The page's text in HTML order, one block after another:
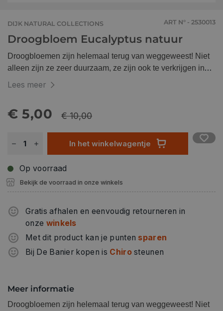
DIJK NATURAL COLLECTIONS ART N° - 2530013
Droogbloem Eucalyptus natuur
Droogbloemen zijn helemaal terug van weggeweest! Niet
alleen zijn ze zeer duurzaam, ze zijn ook te verkrijgen in
allerlei soorten, kleuren en maten. Je kan ze gebruiken als
Lees meer
€ 5,00 € 10,00
In het winkelwagentje
Op voorraad
Bekijk de voorraad in onze winkels
Gratis afhalen en eenvoudig retourneren in
onze winkels
Met dit product kan je punten sparen
Bij De Banier kopen is Chirosteunen
Meer informatie
Droogbloemen zijn helemaal terug van weggeweest! Niet